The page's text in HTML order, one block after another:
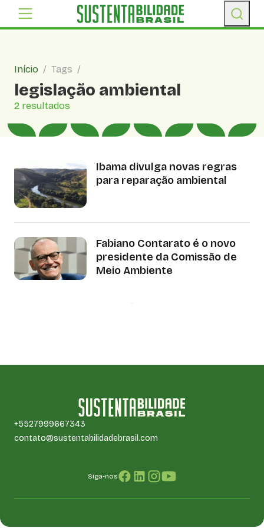
Início / Tags /
legislação ambiental
2 resultados
Ibama divulga novas regras
para reparação ambiental
Fabiano Contarato é o novo
presidente da Comissão de
Meio Ambiente
+5527999667343
contato@sustentabilidadebrasil.com
Siga-nos